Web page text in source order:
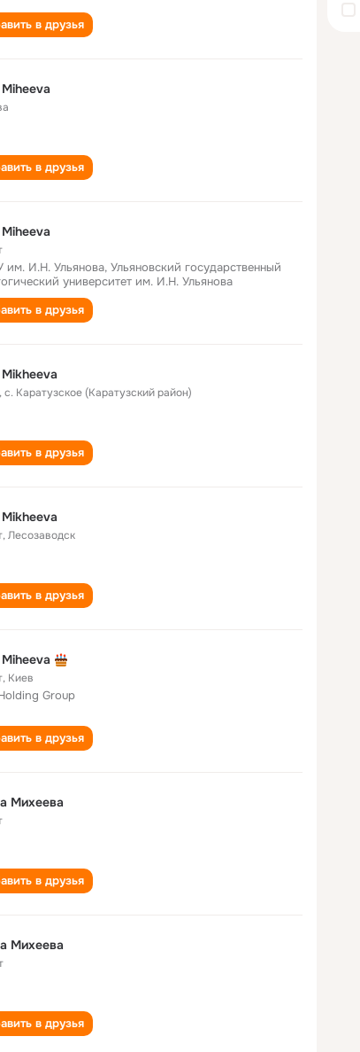
в друзья
в друзья
им. И.Н. Ульянова, Ульяновский государственный
университет им. И.Н. Ульянова
в друзья
,с. Каратузское (Каратузский район)
в друзья
,Лесозаводск
в друзья
, Киев
Group
в друзья
Михеева
в друзья
Михеева
в друзья